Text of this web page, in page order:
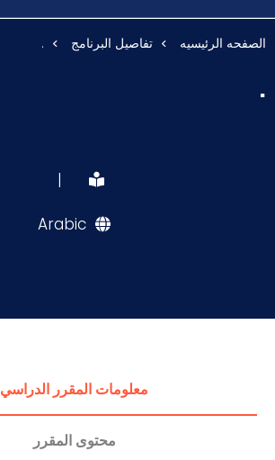
الصفحه الرئيسيه تفاصيل البرنامج .
.
|
Arabic
معلومات المقرر الدراسي
محتوى المقرر